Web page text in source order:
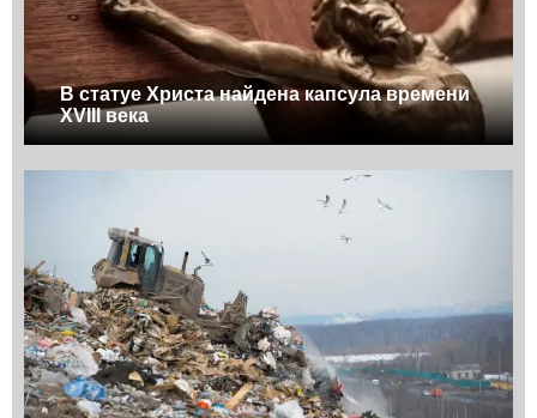
В статуе Христа найдена капсула времени
XVIII века